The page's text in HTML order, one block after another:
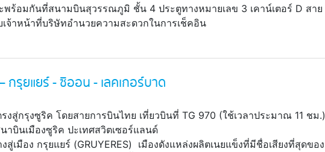
พร้อมกันที่สนามบินสุวรรณภูมิ ชั้น 4 ประตูทางหมายเลข 3 เคาน์เตอร์ D สาย
จ้าหน้าที่บริษัทอำนวยความสะดวกในการเช็คอิน
กรุยแยร์ - ซิออน - เลคเกอร์บาด
งสู่กรุงซูริค โดยสายการบินไทย เที่ยวบินที่ TG 970 (ใช้เวลาประมาณ 11 ชม.)
าบินเมืองซูริค ปะเทศสวิตเซอร์แลนด์
สู่เมือง กรุยแยร์ (GRUYERES) เมืองดังแหล่งผลิตเนยแข็งที่มีชื่อเสียงที่สุดของ